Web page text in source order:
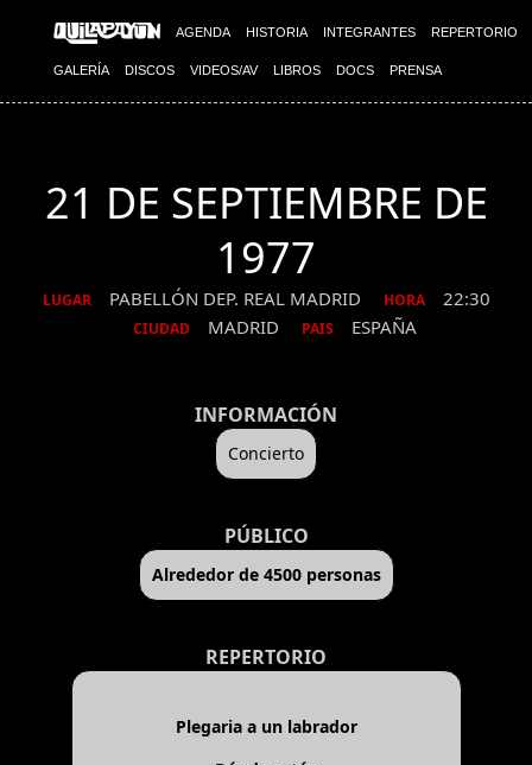
AGENDA HISTORIA INTEGRANTES REPERTORIO
GALERÍA DISCOS VIDEOS/AV LIBROS DOCS PRENSA
21 DE SEPTIEMBRE DE
1977
LUGAR PABELLÓN DEP. REAL MADRID HORA 22:30
CIUDAD MADRID PAIS ESPAÑA
INFORMACIÓN
Concierto
PÚBLICO
Alrededor de 4500 personas
REPERTORIO
Plegaria a un labrador